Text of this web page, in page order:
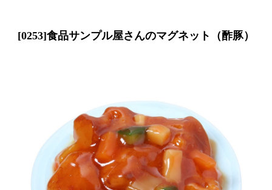
[0253]食品サンプル屋さんのマグネット（酢豚）